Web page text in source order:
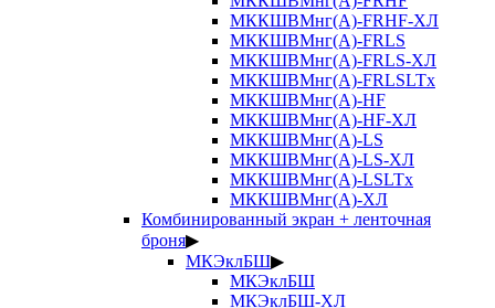
МККШВМнг(А)-FRHF-ХЛ
МККШВМнг(А)-FRLS
МККШВМнг(А)-FRLS-ХЛ
МККШВМнг(А)-FRLSLTx
МККШВМнг(А)-HF
МККШВМнг(А)-HF-ХЛ
МККШВМнг(А)-LS
МККШВМнг(А)-LS-ХЛ
МККШВМнг(А)-LSLTx
МККШВМнг(А)-ХЛ
Комбинированный экран + ленточная
броня▶
МКЭклБШ▶
МКЭклБШ
МКЭклБШ-ХЛ